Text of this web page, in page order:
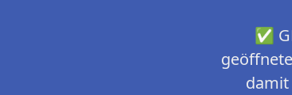
✅
damit